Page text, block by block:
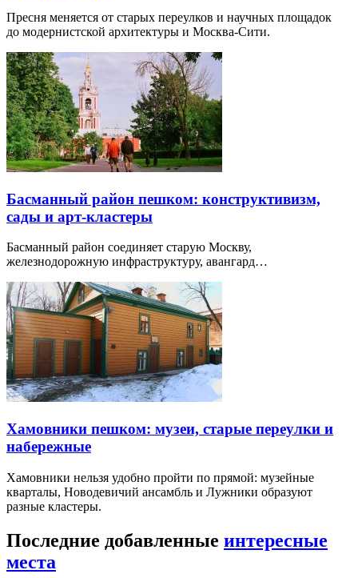
Пресня меняется от старых переулков и научных площадок
до модернистской архитектуры и Москва-Сити.
Басманный район пешком: конструктивизм,
сады и арт-кластеры
Басманный район соединяет старую Москву,
железнодорожную инфраструктуру, авангард…
Хамовники пешком: музеи, старые переулки и
набережные
Хамовники нельзя удобно пройти по прямой: музейные
кварталы, Новодевичий ансамбль и Лужники образуют
разные кластеры.
Последние добавленные интересные
места